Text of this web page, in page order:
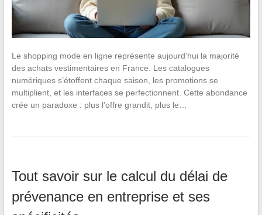
Le shopping mode en ligne représente aujourd’hui la majorité
des achats vestimentaires en France. Les catalogues
numériques s’étoffent chaque saison, les promotions se
multiplient, et les interfaces se perfectionnent. Cette abondance
crée un paradoxe : plus l’offre grandit, plus le…
Tout savoir sur le calcul du délai de
prévenance en entreprise et ses